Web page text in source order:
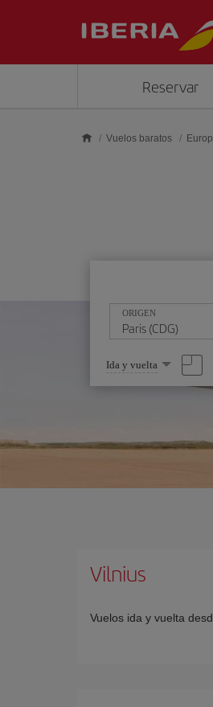
Reservar
Vuelos baratos
ORIGEN
Seleccione
una
opción
Ida y vuelta
Vilnius
Vuelos ida y vuelta